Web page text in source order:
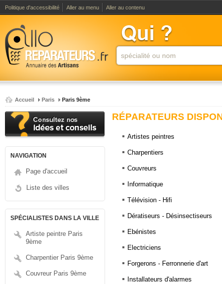
Politique d'accessibilité Aller au menu Aller au contenu
Accueil Paris Paris 9ème
NAVIGATION
Page d'accueil
Liste des villes
SPÉCIALISTES DANS LA VILLE
Artiste peintre Paris
9ème
Charpentier Paris 9ème
Couvreur Paris 9ème
RÉPARATEURS
Artistes peintres
Charpentiers
Couvreurs
Informatique
Télévision - Hifi
Dératiseurs - Désinsectiseurs
Ebénistes
Electriciens
Forgerons - Ferronnerie d'art
Installateurs d'alarmes